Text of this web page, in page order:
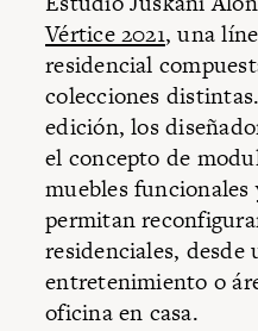
Vértice 2021, una
residencial
colecciones
edición, los
el concepto de
muebles funcionales
permitan
residenciales, desde
entretenimiento o
oficina en casa.